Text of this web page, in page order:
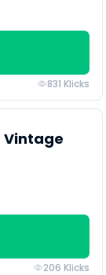
831 Klicks
Vintage
206 Klicks